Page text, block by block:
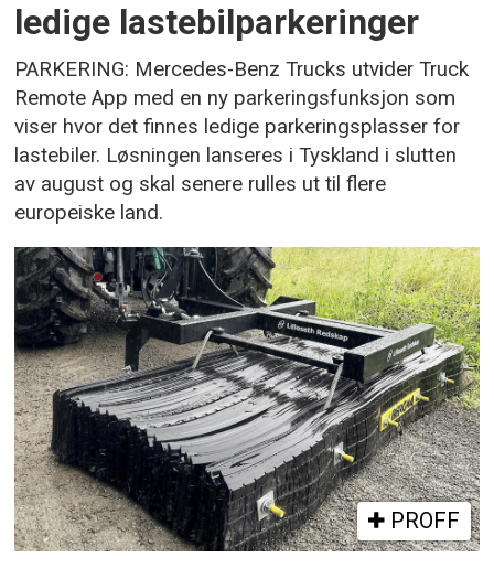
ledige lastebilparkeringer
PARKERING: Mercedes-Benz Trucks utvider Truck
Remote App med en ny parkeringsfunksjon som
viser hvor det finnes ledige parkeringsplasser for
lastebiler. Løsningen lanseres i Tyskland i slutten
av august og skal senere rulles ut til flere
europeiske land.
PROFF